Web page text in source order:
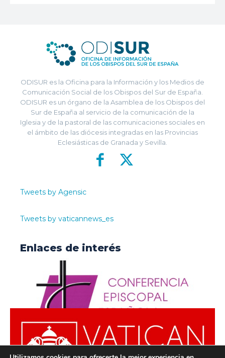
ODISUR es la Oficina para la Información y los Medios de
Comunicación Social de los Obispos del Sur de España.
ODISUR es un órgano de la Asamblea de los Obispos del
Sur de España al servicio de la comunicación de la
Iglesia y de la pastoral de las comunicaciones sociales en
el ámbito de las diócesis integradas en las Provincias
Eclesiásticas de Granada y Sevilla.
Tweets by Agensic
Tweets by vaticannews_es
Enlaces de interés